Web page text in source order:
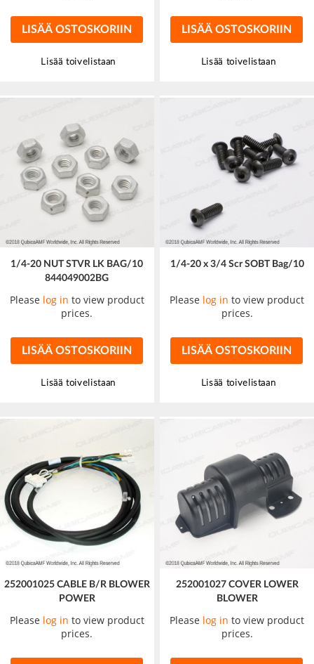
LISÄÄ OSTOSKORIIN
Lisää toivelistaan
LISÄÄ OSTOSKORIIN
Lisää toivelistaan
1/4-20 NUT STVR LK BAG/10
844049002BG
Please log in to view product
prices.
LISÄÄ OSTOSKORIIN
Lisää toivelistaan
1/4-20 x 3/4 Scr SOBT Bag/10
Please log in to view product
prices.
LISÄÄ OSTOSKORIIN
Lisää toivelistaan
252001025 CABLE B/R BLOWER
POWER
Please log in to view product
prices.
252001027 COVER LOWER
BLOWER
Please log in to view product
prices.